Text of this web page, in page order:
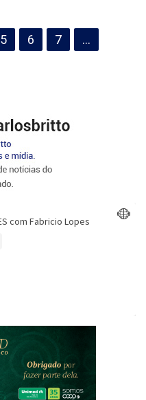
5 6 7
…